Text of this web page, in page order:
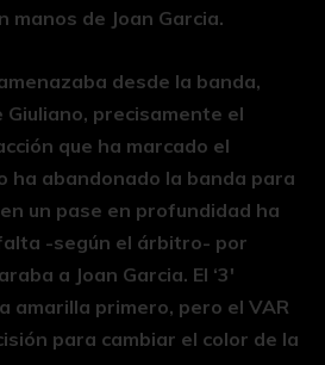
manos de Joan Garcia.
desde la banda,
precisamente el
que ha marcado el
ha abandonado la banda para
en un pase en profundidad ha
-según el árbitro- por
a Joan Garcia. El ‘3′
amarilla primero, pero el VAR
para cambiar el color de la